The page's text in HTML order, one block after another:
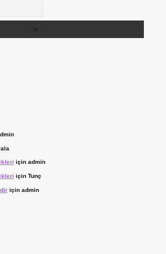
için admin
için Tunç
için admin